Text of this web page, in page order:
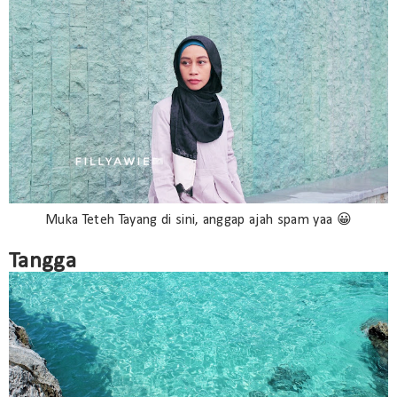
Muka Teteh Tayang di sini, anggap ajah spam yaa 😀
Tangga